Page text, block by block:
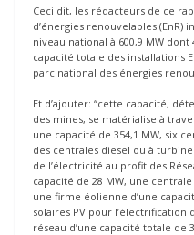
Ceci dit, les rédacteurs de ce
d’énergies renouvelables (EnR)
niveau national à 600,9 MW dont
capacité totale des installations
parc national des énergies
Et d’ajouter: “cette capacité,
des mines, se matérialise à
une capacité de 354,1 MW, six
des centrales diesel ou à
de l’électricité au profit des
capacité de 28 MW, une
une firme éolienne d’une
solaires PV pour l’électrification
réseau d’une capacité totale de